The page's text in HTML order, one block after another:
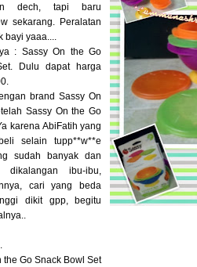
dech, tapi baru
sekarang. Peralatan
bayi yaaa....
: Sassy On the Go
Dulu dapat harga
brand Sassy On
Sassy On the Go
karena AbiFatih yang
selain tupp**w**e
sudah banyak dan
dikalangan ibu-ibu,
cari yang beda
dikit gpp, begitu
the Go Snack Bowl Set